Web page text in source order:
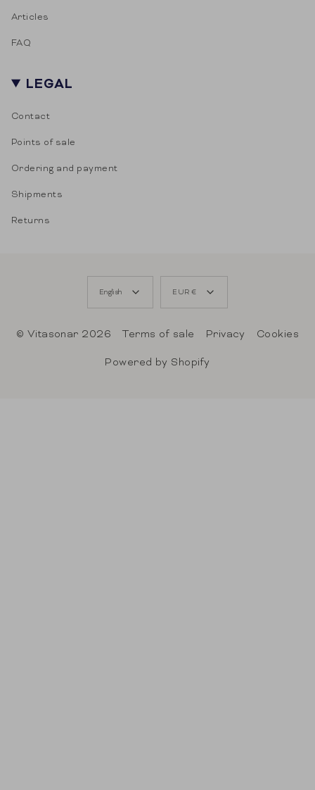
Articles
FAQ
LEGAL
Contact
Points of sale
Ordering and payment
Shipments
Returns
LANGUAGE
English CURRENCY
EUR €
© Vitasonar 2026 Terms of sale Privacy
Cookies
Powered by Shopify